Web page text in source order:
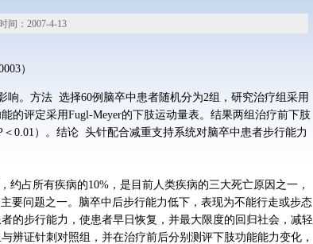
间：2007-4-13
）
。方法 选择60例脑卒中患者随机分为2组，研究治疗组采用
的评定采用Fugl-Meyer的下肢运动量表。结果两组治疗前下肢
0.01）。结论 头针配合减重支持系统对脑卒中患者步行能力
约占所有疾病的10%，是目前人类疾病的三大死亡原因之一，
要问题之一。脑卒中后步行能力低下，表现为不能行走或步态
的步行能力，使患者早日恢复，并最大限度的回归社会，减轻
辨证针刺对照组，并在治疗前后分别测评下肢功能能力变化，